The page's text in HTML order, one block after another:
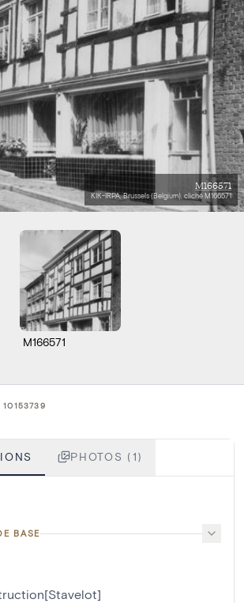
M166571
KIK-IRPA, Brussels (Belgium), cliché M166571
M166571
10153739
PHOTOS (1)
BASE